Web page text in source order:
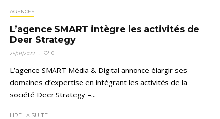
AGENCES
L’agence SMART intègre les activités de
Deer Strategy
25/03/2022 · 0
L’agence SMART Média & Digital annonce élargir ses
domaines d’expertise en intégrant les activités de la
société Deer Strategy –...
LIRE LA SUITE